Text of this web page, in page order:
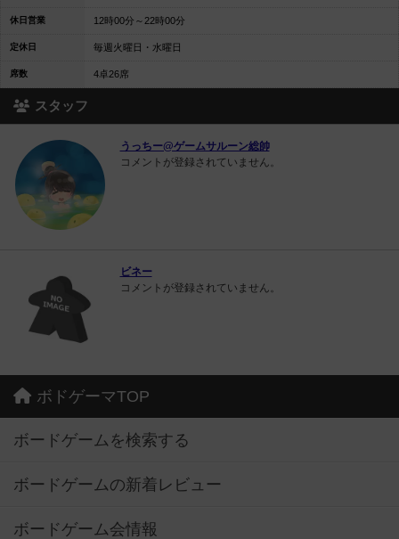
休日営業 12時00分～22時00分
定休日 毎週火曜日・水曜日
席数 4卓26席
スタッフ
うっちー@ゲームサルーン総帥
コメントが登録されていません。
ビネー
コメントが登録されていません。
ボドゲーマTOP
ボードゲームを検索する
ボードゲームの新着レビュー
ボードゲーム会情報